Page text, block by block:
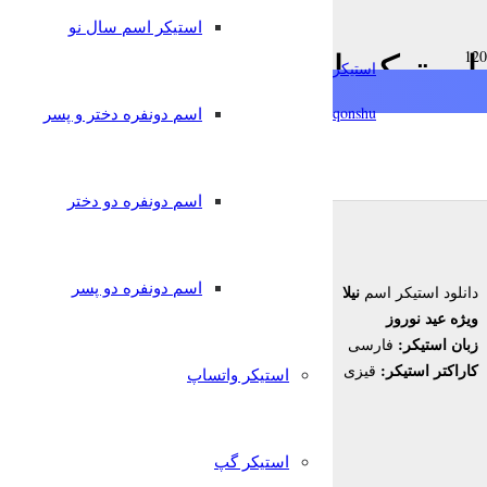
استیکرساز
qonshu@
استیکر اسم سال نو
اسم دونفره دختر و پسر
اسم دونفره دو دختر
اسم دونفره دو پسر
استیکر واتساپ
استیکر گپ
استیکر اسم نیلا ویژه عید
دانلود استیکر اسم نیلا
ویژه عید نوروز
زبان استیکر: فارسی
کاراکتر استیکر: قیزی